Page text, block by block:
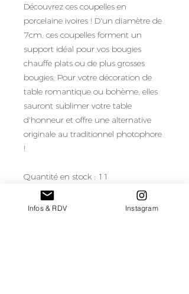
Découvrez ces coupelles en
porcelaine ivoires ! D'un diamètre de
7cm, ces coupelles forment un
support idéal pour vos bougies
chauffe plats ou de plus grosses
bougies. Pour votre décoration de
table romantique ou bohème, elles
sauront sublimer votre table
d'honneur et offre une alternative
originale au traditionnel photophore
!
Quantité en stock : 11
Besoin de plus de quantité ?
Infos & RDV Instagram